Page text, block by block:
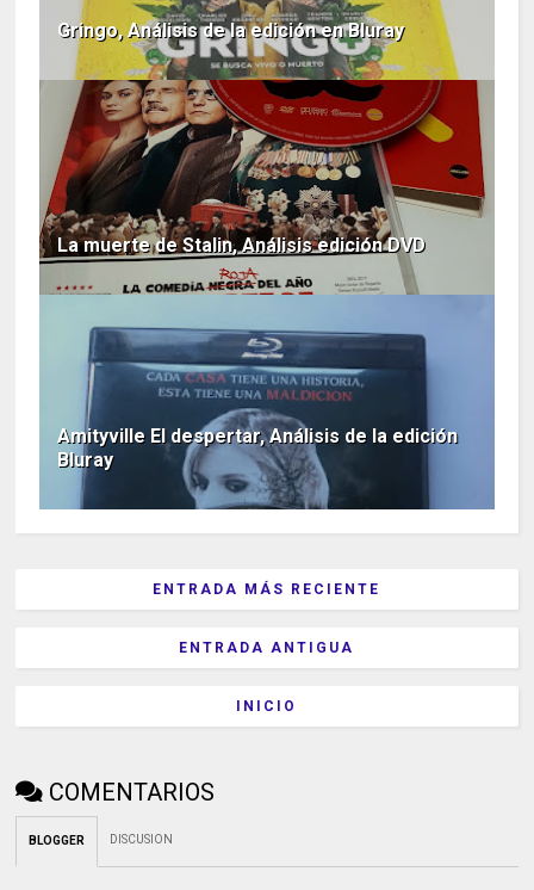
Gringo, Análisis de la edición en Bluray
La muerte de Stalin, Análisis edición DVD
Amityville El despertar, Análisis de la edición
Bluray
ENTRADA MÁS RECIENTE
ENTRADA ANTIGUA
INICIO
COMENTARIOS
BLOGGER DISCUSION